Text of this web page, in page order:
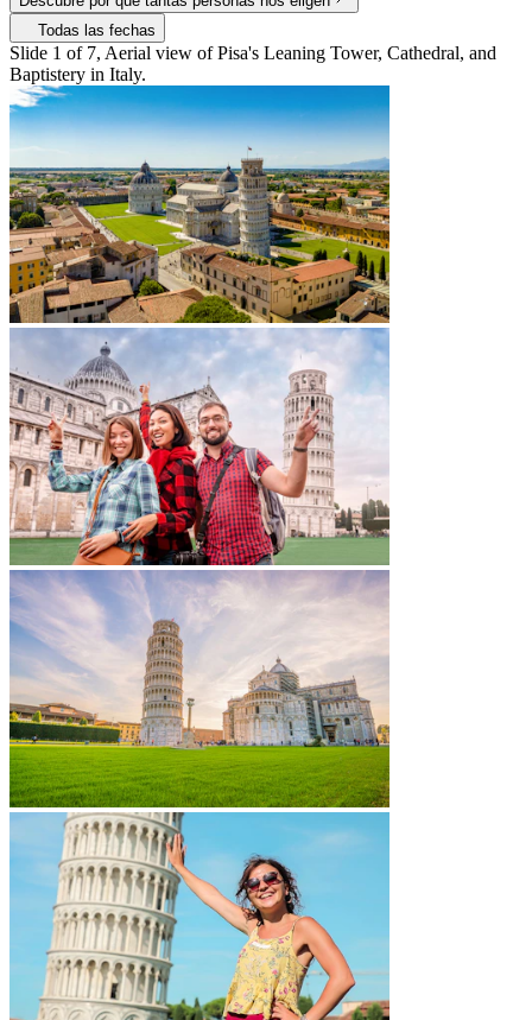
Todas las fechas
Slide 1 of 7, Aerial view of Pisa's Leaning Tower, Cathedral, and
Baptistery in Italy.